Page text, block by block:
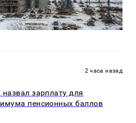
2 часа назад
зарплату для
пенсионных баллов